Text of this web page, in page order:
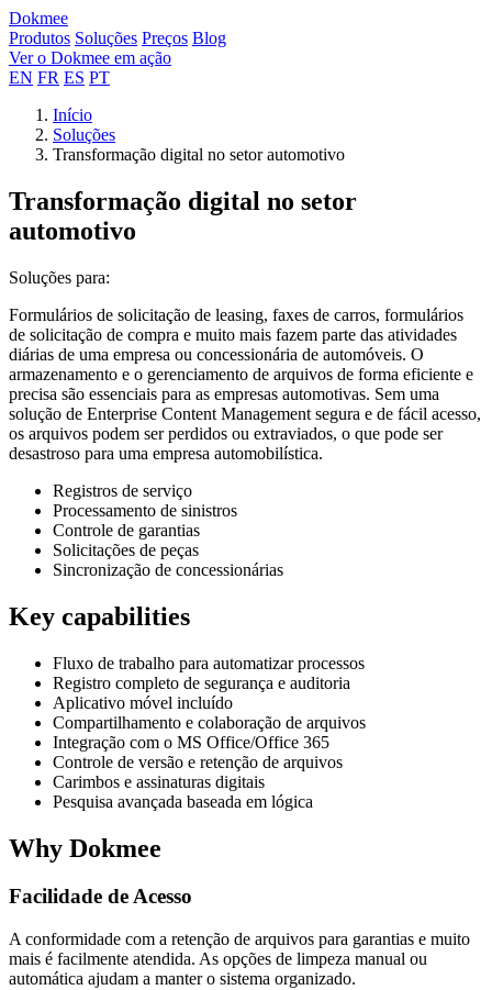
Dokmee
Produtos Soluções Preços Blog
Ver o Dokmee em ação
EN FR ES PT
Início
Soluções
Transformação digital no setor automotivo
Transformação digital no setor
automotivo
Soluções para:
Formulários de solicitação de leasing, faxes de carros, formulários
de solicitação de compra e muito mais fazem parte das atividades
diárias de uma empresa ou concessionária de automóveis. O
armazenamento e o gerenciamento de arquivos de forma eficiente e
precisa são essenciais para as empresas automotivas. Sem uma
solução de Enterprise Content Management segura e de fácil acesso,
os arquivos podem ser perdidos ou extraviados, o que pode ser
desastroso para uma empresa automobilística.
Registros de serviço
Processamento de sinistros
Controle de garantias
Solicitações de peças
Sincronização de concessionárias
Key capabilities
Fluxo de trabalho para automatizar processos
Registro completo de segurança e auditoria
Aplicativo móvel incluído
Compartilhamento e colaboração de arquivos
Integração com o MS Office/Office 365
Controle de versão e retenção de arquivos
Carimbos e assinaturas digitais
Pesquisa avançada baseada em lógica
Why Dokmee
Facilidade de Acesso
A conformidade com a retenção de arquivos para garantias e muito
mais é facilmente atendida. As opções de limpeza manual ou
automática ajudam a manter o sistema organizado.